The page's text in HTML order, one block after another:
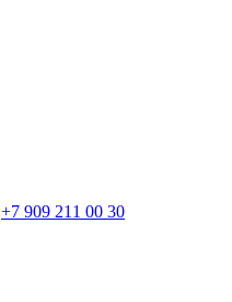
+7 909 211 00 30